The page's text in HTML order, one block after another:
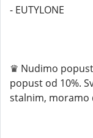
- EUTYLONE
♛ Nudimo
popust od 10%.
stalnim, moramo